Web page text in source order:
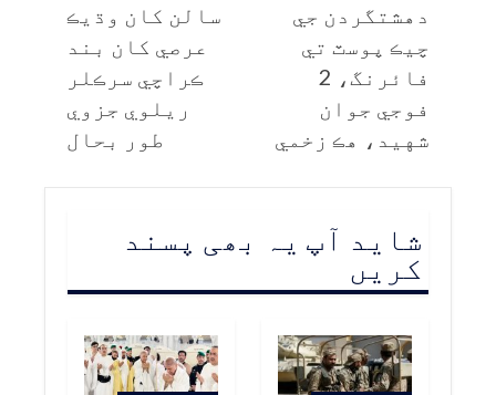
دهشتگردن جي
چيڪ پوسٽ تي
فائرنگ، 2
فوجي جوان
شهيد، هڪ زخمي
سالن کان وڌيڪ
عرصي کان بند
ڪراچي سرڪلر
ريلوي جزوي
طور بحال
شاید آپ یہ بھی پسند
کریں